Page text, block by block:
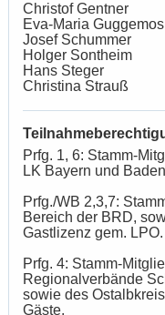
Christof Gentner
Eva-Maria Guggemos
Josef Schummer
Holger Sontheim
Hans Steger
Christina Strauß
Prfg. 1, 6: Stamm-
LK Bayern und
Prfg./WB 2,3,7:
Bereich der BRD,
Gastlizenz gem. LPO.
Prfg. 4: Stamm-
Regionalverbände
sowie des
Gäste.